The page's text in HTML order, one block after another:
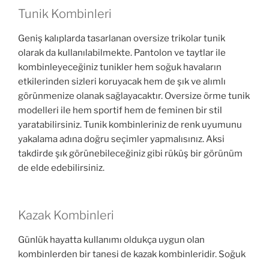
Tunik Kombinleri
Geniş kalıplarda tasarlanan oversize trikolar tunik
olarak da kullanılabilmekte. Pantolon ve taytlar ile
kombinleyeceğiniz tunikler hem soğuk havaların
etkilerinden sizleri koruyacak hem de şık ve alımlı
görünmenize olanak sağlayacaktır. Oversize örme tunik
modelleri ile hem sportif hem de feminen bir stil
yaratabilirsiniz. Tunik kombinleriniz de renk uyumunu
yakalama adına doğru seçimler yapmalısınız. Aksi
takdirde şık görünebileceğiniz gibi rüküş bir görünüm
de elde edebilirsiniz.
Kazak Kombinleri
Günlük hayatta kullanımı oldukça uygun olan
kombinlerden bir tanesi de kazak kombinleridir. Soğuk